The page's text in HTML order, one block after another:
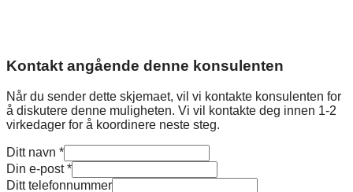
Kontakt angående denne konsulenten
Når du sender dette skjemaet, vil vi kontakte konsulenten for
å diskutere denne muligheten. Vi vil kontakte deg innen 1-2
virkedager for å koordinere neste steg.
Ditt navn *
Din e-post*
Ditt telefonnummer